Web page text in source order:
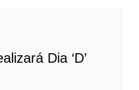
Dia ‘D’